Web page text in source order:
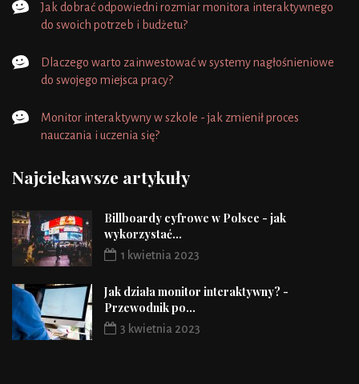
Jak dobrać odpowiedni rozmiar monitora interaktywnego
do swoich potrzeb i budżetu?
Dlaczego warto zainwestować w systemy nagłośnieniowe
do swojego miejsca pracy?
Monitor interaktywny w szkole - jak zmienił proces
nauczania i uczenia się?
Najciekawsze artykuły
Billboardy cyfrowe w Polsce - jak
wykorzystać...
1 kwietnia 2023
Jak działa monitor interaktywny? -
Przewodnik po...
3 kwietnia 2023